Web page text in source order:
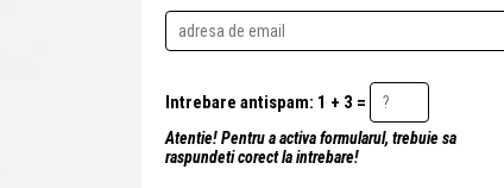
Intrebare antispam: 1 + 3 =
Atentie! Pentru a activa formularul, trebuie sa
raspundeti corect la intrebare!